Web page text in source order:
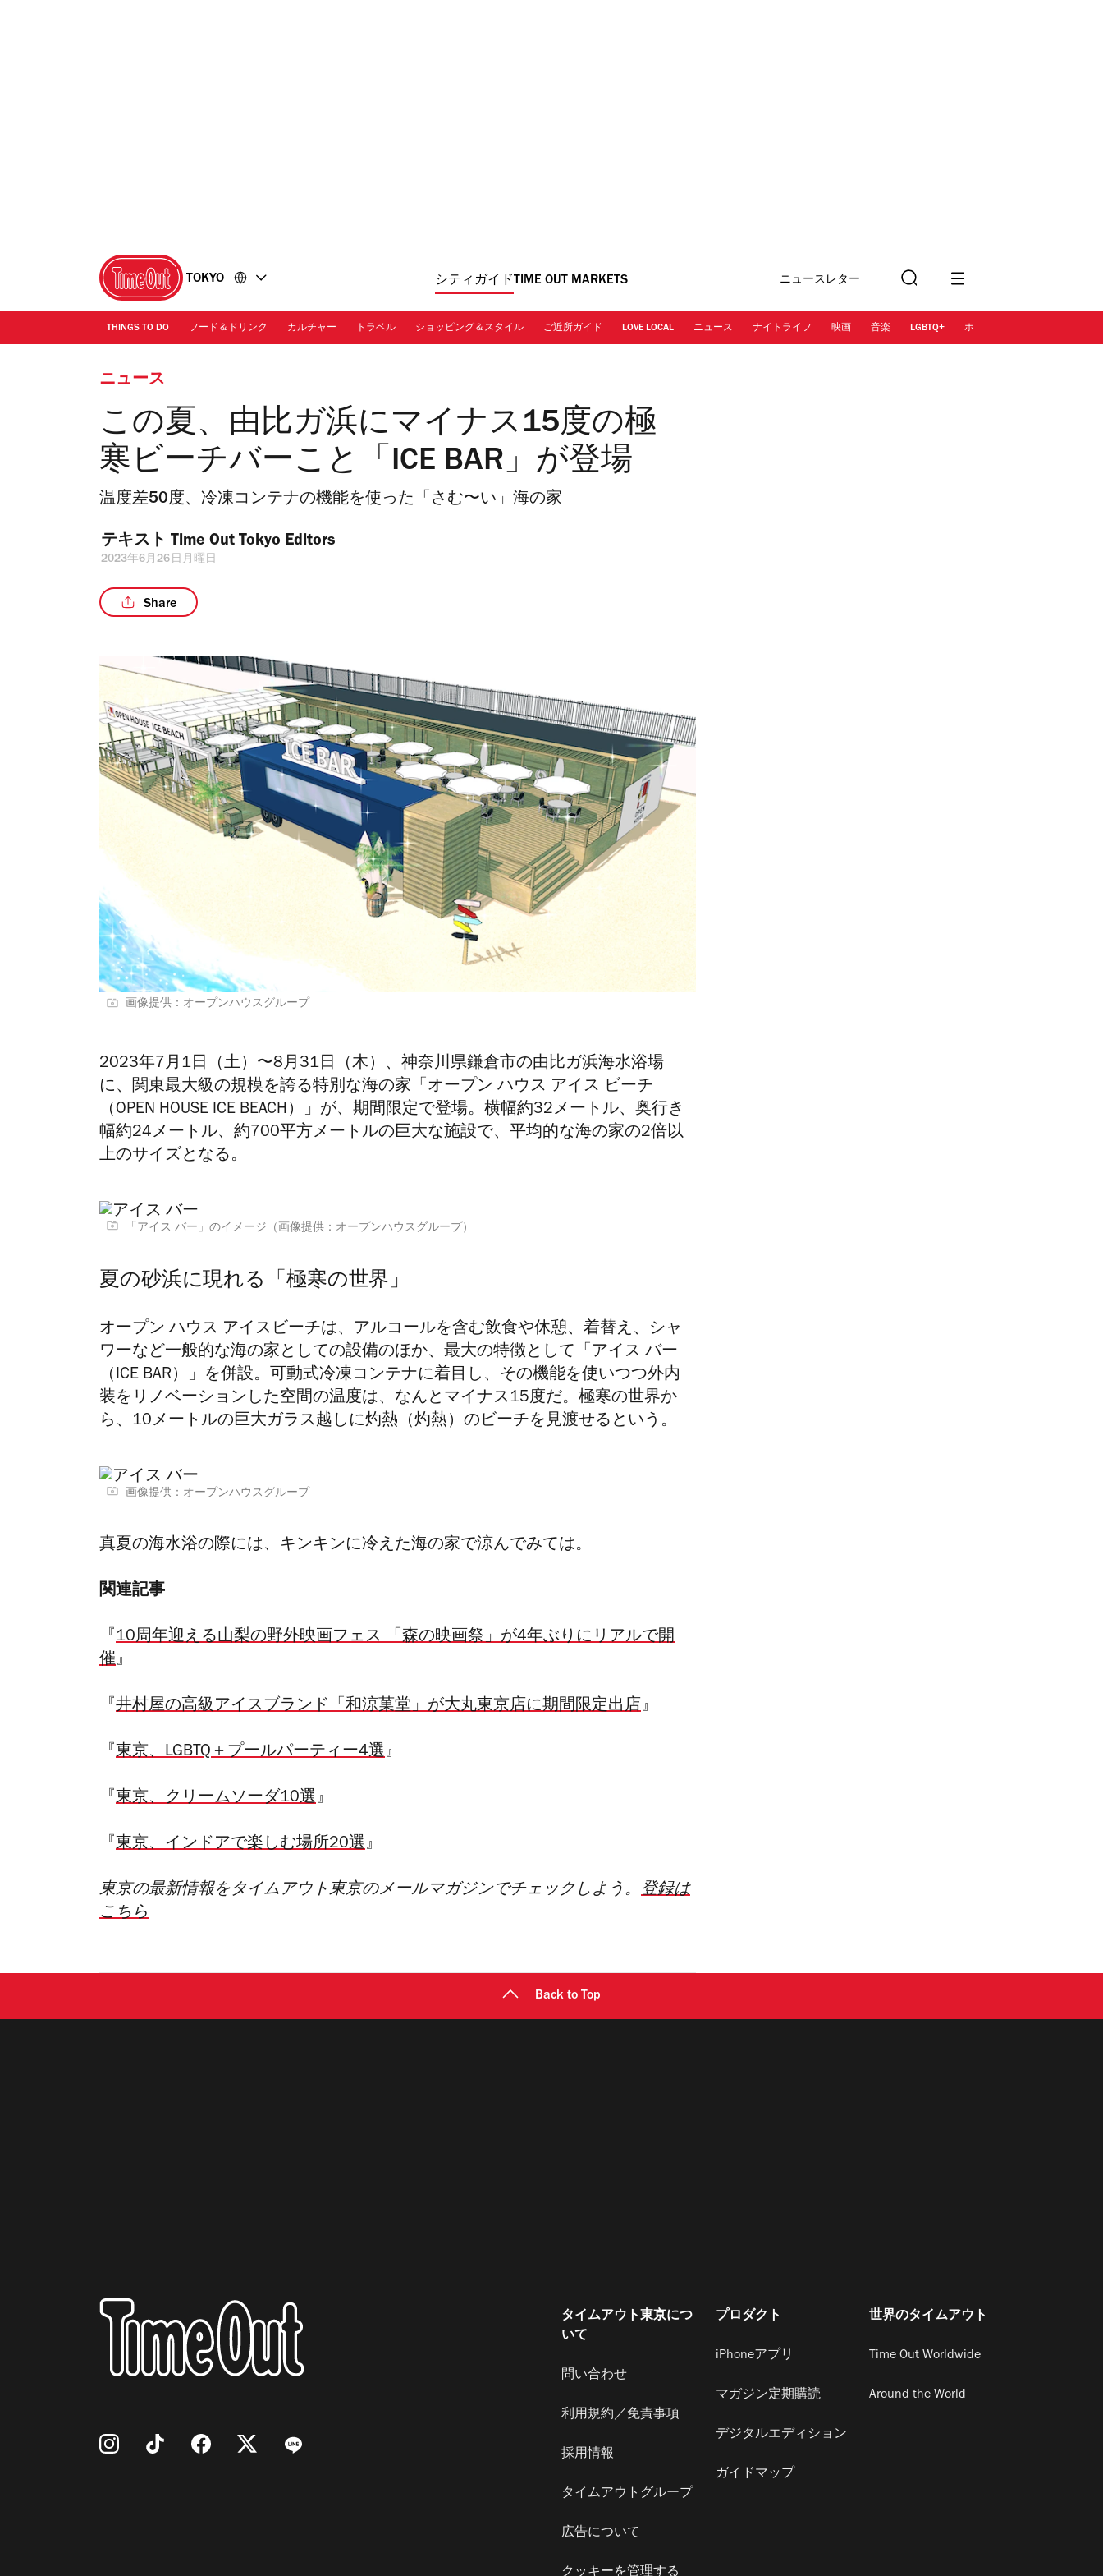
TOKYO シティガイド TIME OUT MARKETS ニュースレター
に登録
索
THINGS TO DO フード＆ドリンク カルチャー トラベル ショッピング＆スタイル ご近所ガイド LOVE LOCAL ニュース ナイトライフ 映画 音楽 LGBTQ+ ホテル
ニュース
この夏、由比ガ浜にマイナス15度の極
寒ビーチバーこと「ICE BAR」が登場
温度差50度、冷凍コンテナの機能を使った「さむ〜い」海の家
テキスト Time Out Tokyo Editors
2023年6月26日月曜日
Share
画像提供：オープンハウスグループ
2023年7月1日（土）〜8月31日（木）、神奈川県鎌倉市の由比ガ浜海水浴場
に、関東最大級の規模を誇る特別な海の家「オープン ハウス アイス ビーチ
（OPEN HOUSE ICE BEACH）」が、期間限定で登場。横幅約32メートル、奥行き
幅約24メートル、約700平方メートルの巨大な施設で、平均的な海の家の2倍以
上のサイズとなる。
「アイス バー」のイメージ（画像提供：オープンハウスグループ）
夏の砂浜に現れる「極寒の世界」
オープン ハウス アイスビーチは、アルコールを含む飲食や休憩、着替え、シャ
ワーなど一般的な海の家としての設備のほか、最大の特徴として「アイス バー
（ICE BAR）」を併設。可動式冷凍コンテナに着目し、その機能を使いつつ外内
装をリノベーションした空間の温度は、なんとマイナス15度だ。極寒の世界か
ら、10メートルの巨大ガラス越しに灼熱（灼熱）のビーチを見渡せるという。
画像提供：オープンハウスグループ
真夏の海水浴の際には、キンキンに冷えた海の家で涼んでみては。
関連記事
『 10周年迎える山梨の野外映画フェス 「森の映画祭」が4年ぶりにリアルで開
催』
『 井村屋の高級アイスブランド「和涼菓堂」が大丸東京店に期間限定出店』
『 東京、LGBTQ＋プールパーティー4選』
『 東京、クリームソーダ10選』
『 東京、インドアで楽しむ場所20選』
東京の最新情報をタイムアウト東京のメールマガジンでチェックしよう。 登録は
こちら
Back to Top
タイムアウト東京につ
いて
問い合わせ
利用規約／免責事項
採用情報
タイムアウトグループ
広告について
クッキーを管理する
プロダクト
iPhoneアプリ
マガジン定期購読
デジタルエディション
ガイドマップ
世界のタイムアウト
Time Out Worldwide
Around the World